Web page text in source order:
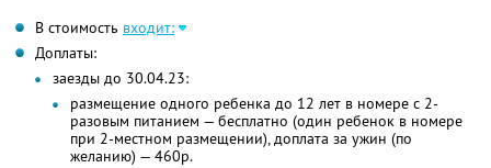
В стоимость входит:
Доплаты:
заезды до 30.04.23:
размещение одного ребенка до 12 лет в номере с 2-
разовым питанием — бесплатно (один ребенок в номере
при 2-местном размещении), доплата за ужин (по
желанию) — 460р.